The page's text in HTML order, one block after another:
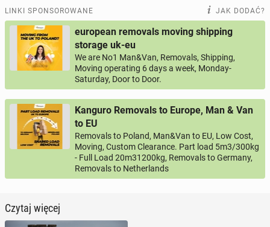
LINKI SPONSOROWANE JAK DODAĆ?
european removals moving shipping
storage uk-eu
We are No1 Man&Van, Removals, Shipping,
Moving operating 6 days a week, Monday-
Saturday, Door to Door.
Kanguro Removals to Europe, Man & Van
to EU
Removals to Poland, Man&Van to EU, Low Cost,
Moving, Custom Clearance. Part load 5m3/300kg
- Full Load 20m31200kg, Removals to Germany,
Removals to Netherlands
Czytaj więcej